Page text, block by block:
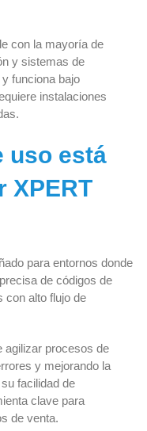
con la mayoría de
y sistemas de
funciona bajo
instalaciones
uso está
XPERT
para entornos donde
de códigos de
con alto flujo de
agilizar procesos de
y mejorando la
facilidad de
clave para
de venta.